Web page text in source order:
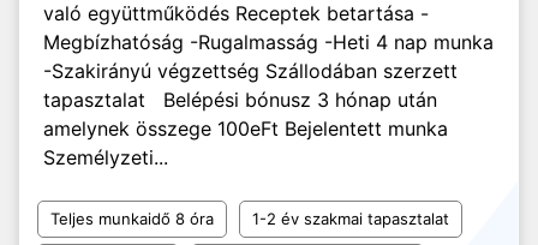
való együttműködés Receptek betartása -
Megbízhatóság -Rugalmasság -Heti 4 nap munka
-Szakirányú végzettség Szállodában szerzett
tapasztalat Belépési bónusz 3 hónap után
amelynek összege 100eFt Bejelentett munka
Személyzeti...
Teljes munkaidő 8 óra 1-2 év szakmai tapasztalat